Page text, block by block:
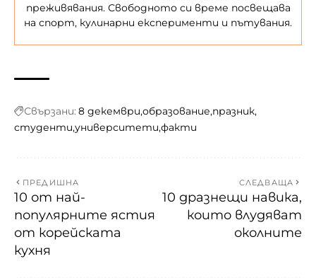
преживявания. Свободното си време посвещава
на спорт, кулинарни експерименти и пътувания.
Свързани: 8 декември образование празник
студенти университети факти
ПРЕДИШНА
10 от най-
популярните ястия
от корейската
кухня
СЛЕДВАЩА
10 дразнещи навика,
които влудяват
околните